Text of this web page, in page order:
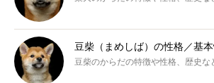
豆柴（まめしば）の性格／基
豆柴のからだの特徴や性格、歴史な